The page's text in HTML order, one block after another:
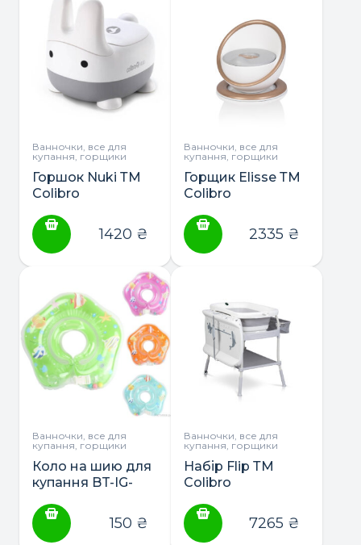
Ванночки, все для
купання, горщики
Горшок Nuki ТМ
Colibro
1420 ₴
Ванночки, все для
купання, горщики
Горщик Elisse ТМ
Colibro
2335 ₴
Ванночки, все для
купання, горщики
Коло на шию для
купання BT-IG-
150 ₴
Ванночки, все для
купання, горщики
Набір Flip ТМ
Colibro
7265 ₴